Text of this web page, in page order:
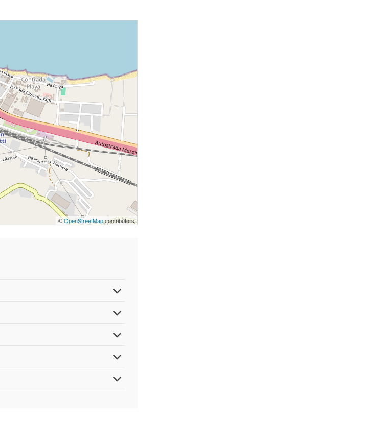
©OpenStreetMapcontributors